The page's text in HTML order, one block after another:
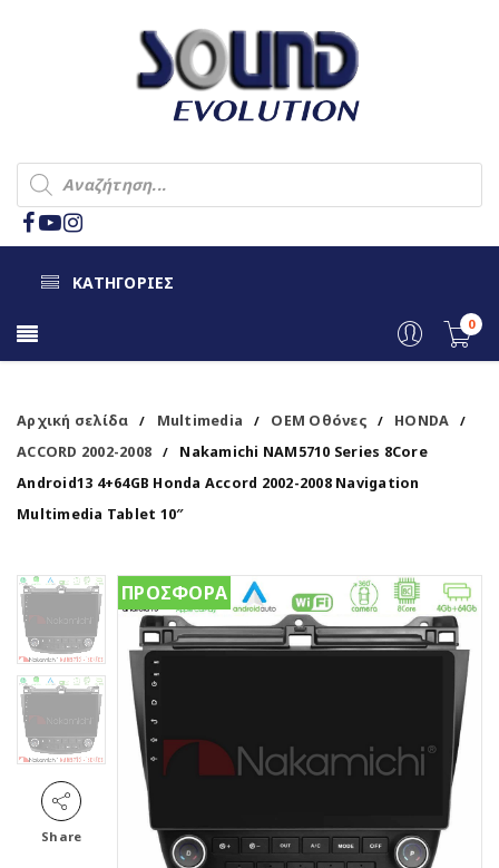
ΚΑΤΗΓΟΡΙΕΣ
0
Αρχική σελίδα / Multimedia / OEM Οθόνες / HONDA /
ACCORD 2002-2008 /
Nakamichi NAM5710 Series 8Core
Android13 4+64GB Honda Accord 2002-2008 Navigation
Multimedia Tablet 10″
Share
ΠΡΟΣΦΟΡΑ